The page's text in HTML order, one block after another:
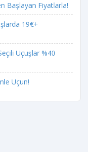
Başlayan Fiyatlarla!
19€+
Uçuşlar %40
Uçun!